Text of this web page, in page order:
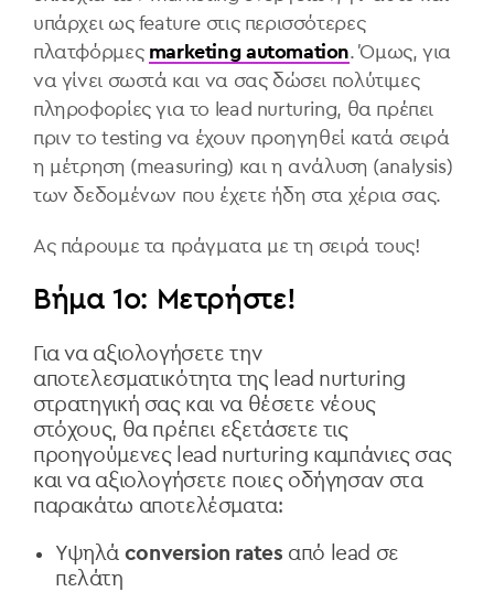
υπάρχει ως feature στις περισσότερες
πλατφόρμες marketing automation. Όμως, για
να γίνει σωστά και να σας δώσει πολύτιμες
πληροφορίες για το lead nurturing, θα πρέπει
πριν το testing να έχουν προηγηθεί κατά σειρά
η μέτρηση (measuring) και η ανάλυση (analysis)
των δεδομένων που έχετε ήδη στα χέρια σας.
Ας πάρουμε τα πράγματα με τη σειρά τους!
Βήμα 1ο: Μετρήστε!
Για να αξιολογήσετε την
αποτελεσματικότητα της lead nurturing
στρατηγική σας και να θέσετε νέους
στόχους, θα πρέπει εξετάσετε τις
προηγούμενες lead nurturing καμπάνιες σας
και να αξιολογήσετε ποιες οδήγησαν στα
παρακάτω αποτελέσματα:
Υψηλά conversion rates από lead σε
πελάτη